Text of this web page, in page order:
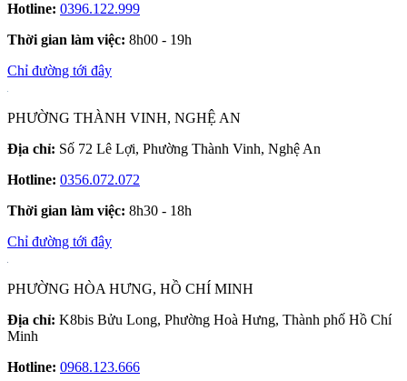
Hotline: 0396.122.999
Thời gian làm việc: 8h00 - 19h
Chỉ đường tới đây
PHƯỜNG THÀNH VINH, NGHỆ AN
Địa chỉ: Số 72 Lê Lợi, Phường Thành Vinh, Nghệ An
Hotline: 0356.072.072
Thời gian làm việc: 8h30 - 18h
Chỉ đường tới đây
PHƯỜNG HÒA HƯNG, HỒ CHÍ MINH
Địa chỉ: K8bis Bửu Long, Phường Hoà Hưng, Thành phố Hồ Chí
Minh
Hotline: 0968.123.666